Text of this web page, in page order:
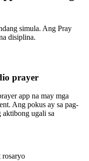
simula. Ang Pray
disiplina.
prayer
app na may mga
Ang pokus ay sa pag-
aktibong ugali sa
rosaryo